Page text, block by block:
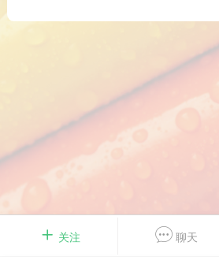
排行
VIP 7
29 21:24
网盘下载
Laptop Go 2 i5/8/128 –
关注 聊天